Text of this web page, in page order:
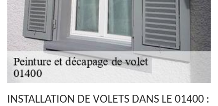
INSTALLATION DE VOLETS DANS LE 01400 :